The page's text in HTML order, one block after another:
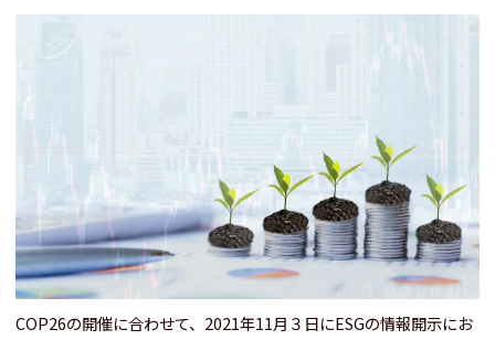
COP26の開催に合わせて、2021年11月３日にESGの情報開示にお